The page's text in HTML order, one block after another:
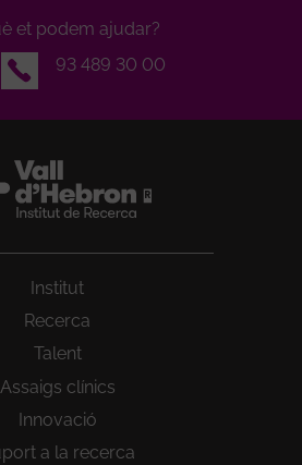
et podem ajudar?
93 489 30 00
Institut
Recerca
Talent
Assaigs clínics
Innovació
a la recerca